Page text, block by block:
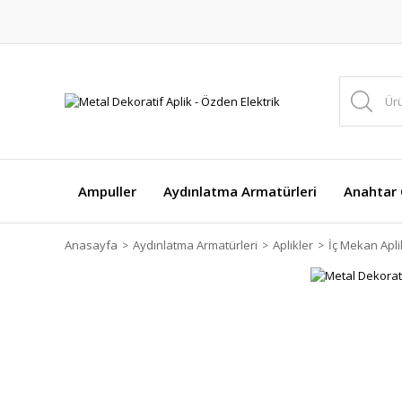
Ampuller Aydınlatma Armatürleri Anahtar
Anasayfa Aydınlatma Armatürleri Aplikler İç Mekan